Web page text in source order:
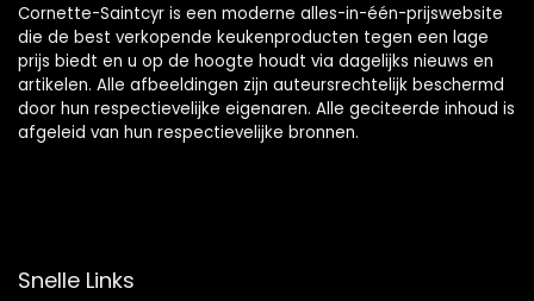
Cornette-Saintcyr is een moderne alles-in-één-prijswebsite
die de best verkopende keukenproducten tegen een lage
prijs biedt en u op de hoogte houdt via dagelijks nieuws en
artikelen. Alle afbeeldingen zijn auteursrechtelijk beschermd
door hun respectievelijke eigenaren. Alle geciteerde inhoud is
afgeleid van hun respectievelijke bronnen.
Snelle Links